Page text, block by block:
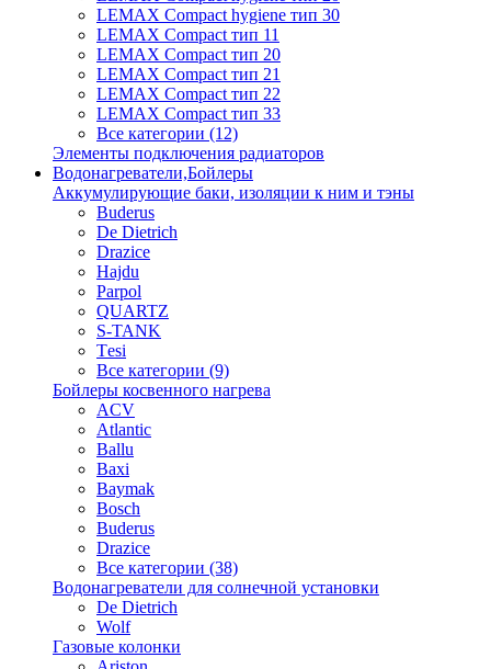
LEMAX Compact hygiene тип 30
LEMAX Compact тип 11
LEMAX Compact тип 20
LEMAX Compact тип 21
LEMAX Compact тип 22
LEMAX Compact тип 33
Все категории (12)
Элементы подключения радиаторов
Водонагреватели,Бойлеры
Аккумулирующие баки, изоляции к ним и тэны
Buderus
De Dietrich
Drazice
Hajdu
Parpol
QUARTZ
S-TANK
Tеsi
Все категории (9)
Бойлеры косвенного нагрева
ACV
Atlantic
Ballu
Baxi
Baymak
Bosch
Buderus
Drazice
Все категории (38)
Водонагреватели для солнечной установки
De Dietrich
Wolf
Газовые колонки